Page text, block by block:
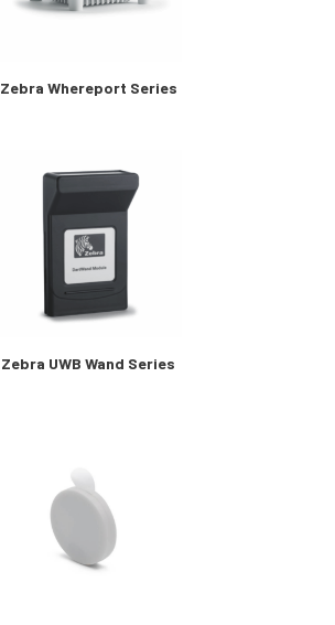
Zebra Whereport Series
Zebra UWB Wand Series